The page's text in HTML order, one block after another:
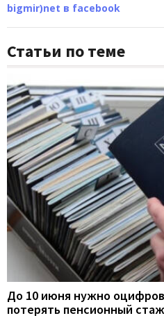
bigmir)net в facebook
Статьи по теме
До 10 июня нужно
потерять пенсионный стаж